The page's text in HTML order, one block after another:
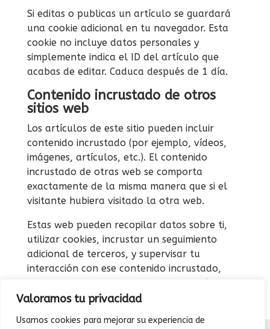
Valoramos tu privacidad
Usamos cookies para mejorar su experiencia de
Si editas o publicas un artículo se guardará
una cookie adicional en tu navegador. Esta
cookie no incluye datos personales y
simplemente indica el ID del artículo que
acabas de editar. Caduca después de 1 día.
Contenido incrustado de otros
sitios web
Los artículos de este sitio pueden incluir
contenido incrustado (por ejemplo, vídeos,
imágenes, artículos, etc.). El contenido
incrustado de otras web se comporta
exactamente de la misma manera que si el
visitante hubiera visitado la otra web.
Estas web pueden recopilar datos sobre ti,
utilizar cookies, incrustar un seguimiento
adicional de terceros, y supervisar tu
interacción con ese contenido incrustado,
el contenido incrustado si tienes una cuenta y